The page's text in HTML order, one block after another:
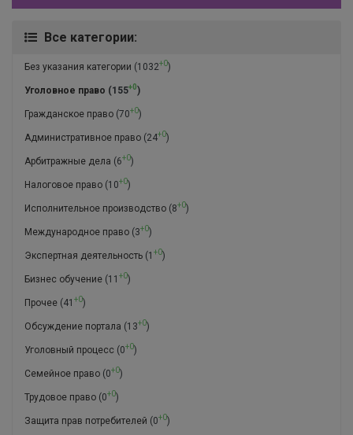
Все категории:
Без указания категории (1032+0)
Уголовное право (155+0)
Гражданское право (70+0)
Административное право (24+0)
Арбитражные дела (6+0)
Налоговое право (10+0)
Исполнительное производство (8+0)
Международное право (3+0)
Экспертная деятельность (1 +0)
Бизнес обучение (11 +0)
Прочее (41 +0)
Обсуждение портала (13+0)
Уголовный процесс (0+0)
Семейное право (0+0)
Трудовое право (0+0)
Защита прав потребителей (0+0)